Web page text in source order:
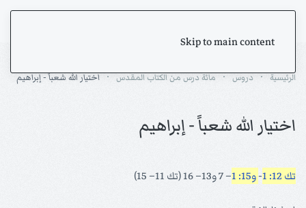
Skip to main content
الرئيسية دروس مائة درس من الكتاب المقدس اختيار الله شعباً - إبراهيم
اختيار الله شعباً - إبراهيم
تك 12: 1 -و15: 1 – 7 و13– 16 (تك 11– 15)